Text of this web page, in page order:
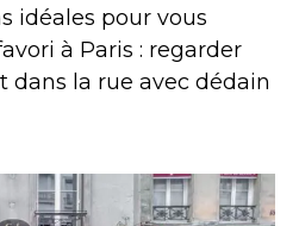
idéales pour vous
à Paris : regarder
dans la rue avec dédain